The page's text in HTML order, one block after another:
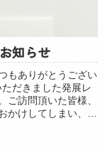
知らせ
もありがとうござい
だきました発展レ
ご訪問頂いた皆様、
かけしてしまい、申